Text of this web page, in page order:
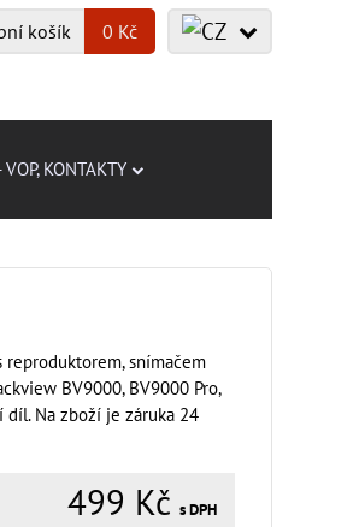
košík 0 Kč
KONTAKTY
snímačem
BV9000, BV9000 Pro,
Na zboží je záruka 24
499 Kč s DPH